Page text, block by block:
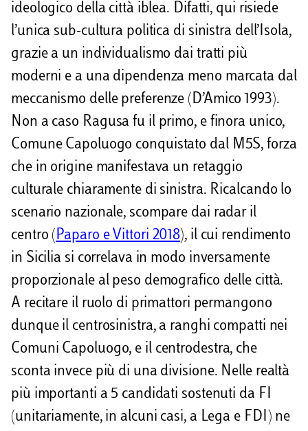
ideologico della città iblea. Difatti, qui risiede
l’unica sub-cultura politica di sinistra dell’Isola,
grazie a un individualismo dai tratti più
moderni e a una dipendenza meno marcata dal
meccanismo delle preferenze (D’Amico 1993).
Non a caso Ragusa fu il primo, e finora unico,
Comune Capoluogo conquistato dal M5S, forza
che in origine manifestava un retaggio
culturale chiaramente di sinistra. Ricalcando lo
scenario nazionale, scompare dai radar il
centro (Paparo e Vittori 2018), il cui rendimento
in Sicilia si correlava in modo inversamente
proporzionale al peso demografico delle città.
A recitare il ruolo di primattori permangono
dunque il centrosinistra, a ranghi compatti nei
Comuni Capoluogo, e il centrodestra, che
sconta invece più di una divisione. Nelle realtà
più importanti a 5 candidati sostenuti da FI
(unitariamente, in alcuni casi, a Lega e FDI) ne